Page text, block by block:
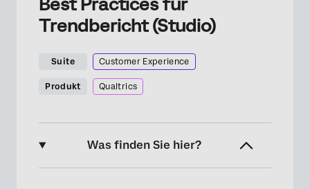
Best Practices für
Trendbericht (Studio)
Suite Customer Experience
Produkt Qualtrics
Was finden Sie hier?